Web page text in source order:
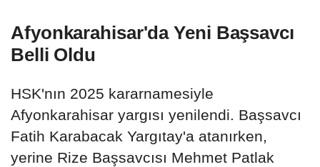
Afyonkarahisar'da Yeni Başsavcı
Belli Oldu
HSK'nın 2025 kararnamesiyle
Afyonkarahisar yargısı yenilendi. Başsavcı
Fatih Karabacak Yargıtay'a atanırken,
yerine Rize Başsavcısı Mehmet Patlak